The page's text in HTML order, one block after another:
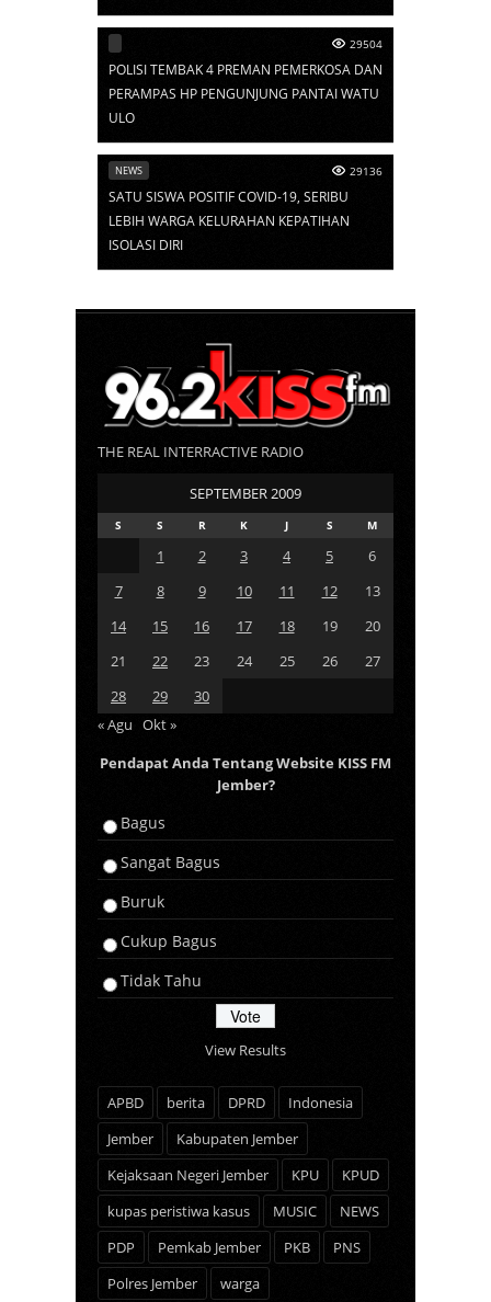
29504
POLISI TEMBAK 4 PREMAN PEMERKOSA DAN
PERAMPAS HP PENGUNJUNG PANTAI WATU
ULO
NEWS 29136
SATU SISWA POSITIF COVID-19, SERIBU
LEBIH WARGA KELURAHAN KEPATIHAN
ISOLASI DIRI
THE REAL INTERRACTIVE RADIO
SEPTEMBER 2009
S S R K J S M
1 2 3 4 5
6
7
8 9 10 11 12
13
14
15 16 17 18 19
20
21
22 23 24 25 26
27
28
29
30
« Agu Okt »
Pendapat Anda Tentang Website KISS FM
Jember?
Bagus
Sangat Bagus
Buruk
Cukup Bagus
Tidak Tahu
View Results
APBD berita DPRD
Indonesia
Jember
Kabupaten Jember
Kejaksaan Negeri Jember
KPU
KPUD
kupas peristiwa kasus
MUSIC
NEWS
PDP
Pemkab Jember PKB
PNS
Polres Jember
warga